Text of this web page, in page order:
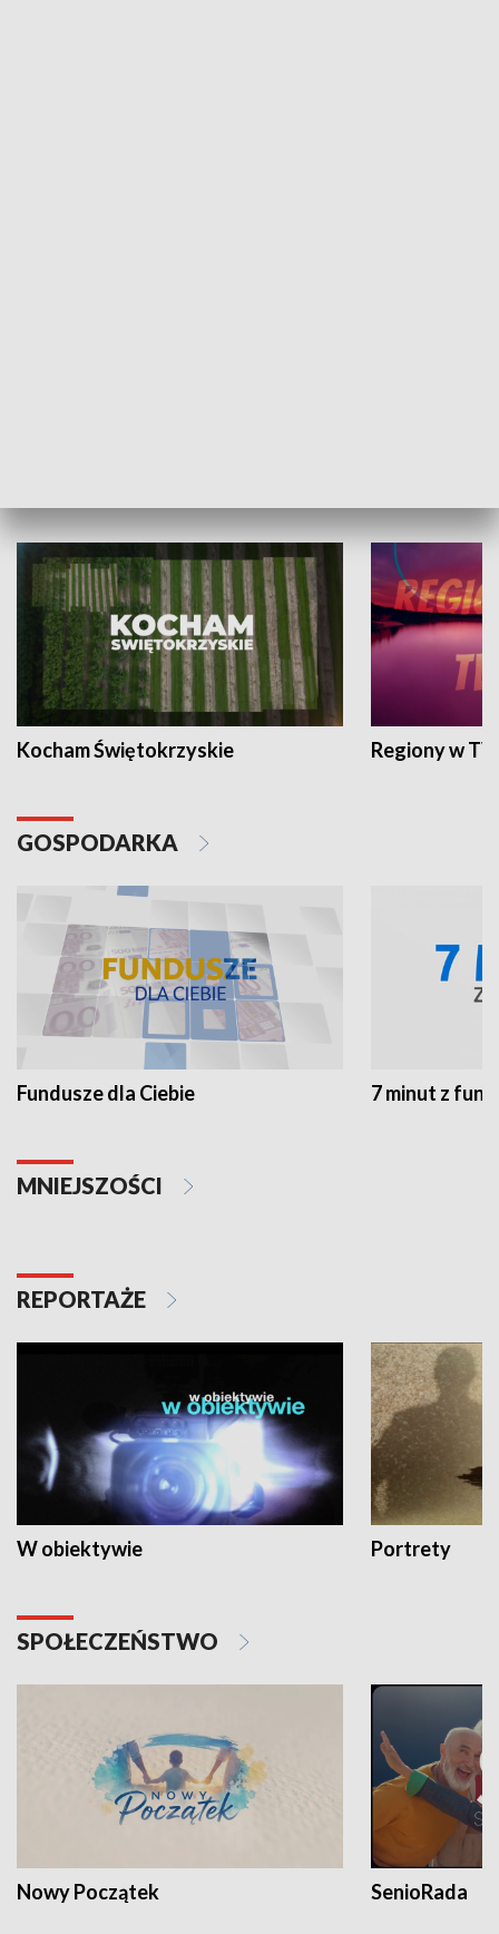
Kocham Świętokrzyskie Regiony w
GOSPODARKA
Fundusze dla Ciebie 7 minut z
MNIEJSZOŚCI
REPORTAŻE
W obiektywie Portrety
SPOŁECZEŃSTWO
Nowy Początek SenioRada